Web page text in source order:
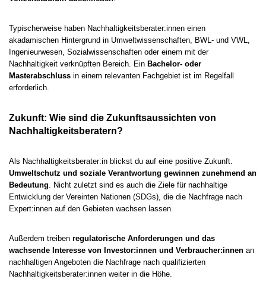
Typischerweise haben Nachhaltigkeitsberater:innen einen
akadamischen Hintergrund in Umweltwissenschaften, BWL- und VWL,
Ingenieurwesen, Sozialwissenschaften oder einem mit der
Nachhaltigkeit verknüpften Bereich. Ein Bachelor- oder
Masterabschluss in einem relevanten Fachgebiet ist im Regelfall
erforderlich.
Zukunft: Wie sind die Zukunftsaussichten von
Nachhaltigkeitsberatern?
Als Nachhaltigkeitsberater:in blickst du auf eine positive Zukunft.
Umweltschutz und soziale Verantwortung gewinnen zunehmend an
Bedeutung . Nicht zuletzt sind es auch die Ziele für nachhaltige
Entwicklung der Vereinten Nationen (SDGs), die die Nachfrage nach
Expert:innen auf den Gebieten wachsen lassen.
Außerdem treiben regulatorische Anforderungen und das
wachsende Interesse von Investor:innen und Verbraucher:innen an
nachhaltigen Angeboten die Nachfrage nach qualifizierten
Nachhaltigkeitsberater:innen weiter in die Höhe.